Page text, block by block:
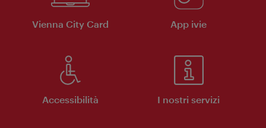
Vienna City Card App ivie
Accessibilità I nostri servizi